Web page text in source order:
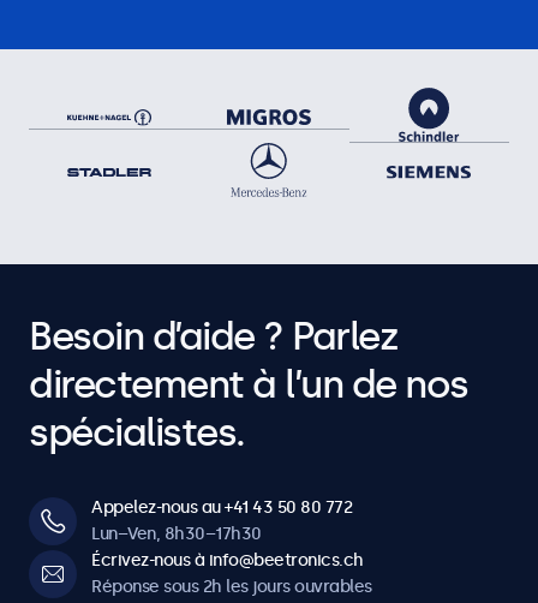
Besoin d’aide ? Parlez
directement à l’un de nos
spécialistes.
Appelez-nous au +41 43 50 80 772
Lun–Ven, 8h30–17h30
Écrivez-nous à info@beetronics.ch
Réponse sous 2h les jours ouvrables